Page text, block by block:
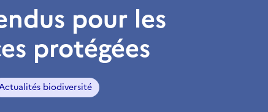
pour les
protégées
biodiversité